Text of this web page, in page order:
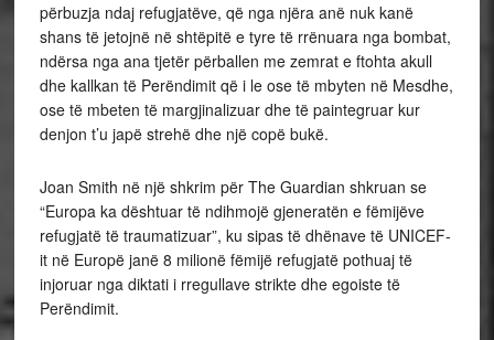
përbuzja ndaj refugjatëve, që nga njëra anë nuk kanë
shans të jetojnë në shtëpitë e tyre të rrënuara nga bombat,
ndërsa nga ana tjetër përballen me zemrat e ftohta akull
dhe kallkan të Perëndimit që i le ose të mbyten në Mesdhe,
ose të mbeten të margjinalizuar dhe të paintegruar kur
denjon t’u japë strehë dhe një copë bukë.
Joan Smith në një shkrim për The Guardian shkruan se
“Europa ka dështuar të ndihmojë gjeneratën e fëmijëve
refugjatë të traumatizuar”, ku sipas të dhënave të UNICEF-
it në Europë janë 8 milionë fëmijë refugjatë pothuaj të
injoruar nga diktati i rregullave strikte dhe egoiste të
Perëndimit.